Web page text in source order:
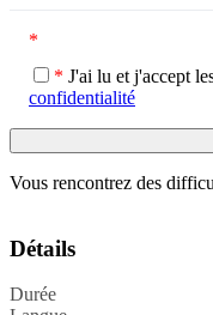
*
* J'ai lu et j'accept
confidentialité
Vous rencontrez des
Détails
Durée